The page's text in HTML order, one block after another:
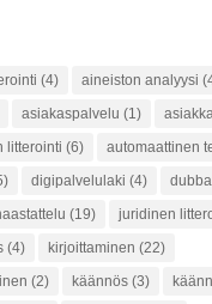
(4) aineiston analyysi
asiakaspalvelu (1)
litterointi (6) automaattinen
digipalvelulaki (4)
(19) juridinen
(4) kirjoittaminen (22)
(2) käännös(3)